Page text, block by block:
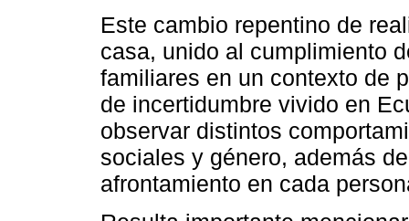
Este cambio repentino de
casa, unido al cumplimiento
familiares en un contexto de
de incertidumbre vivido en
observar distintos
sociales y género, además
afrontamiento en cada